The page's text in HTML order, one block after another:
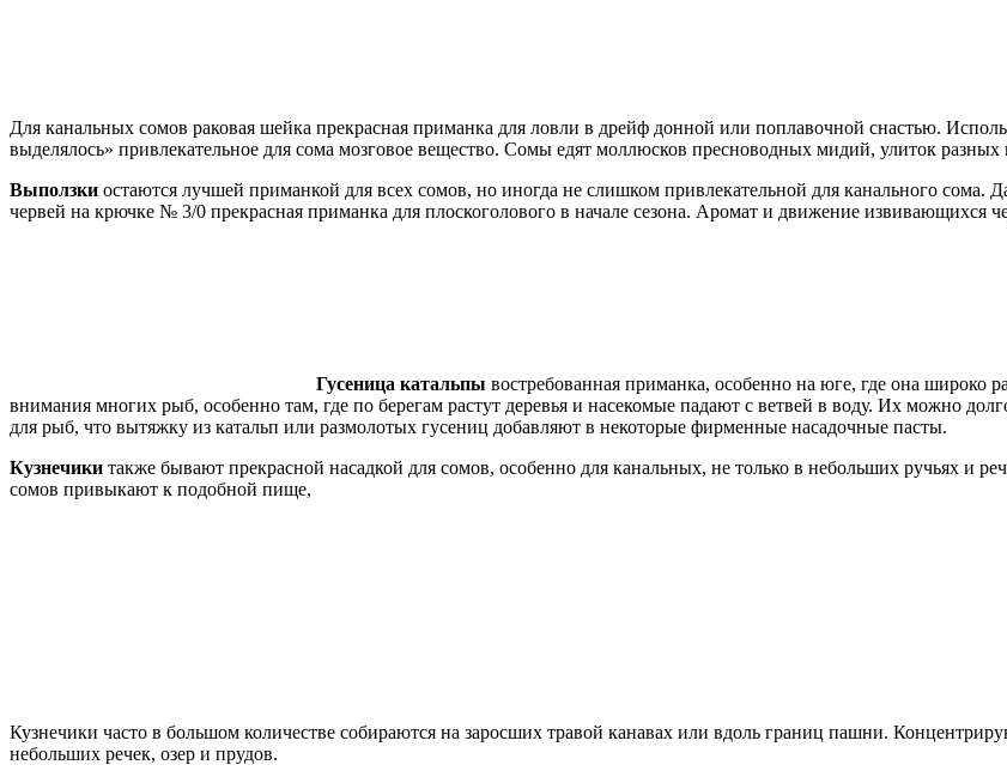
Для канальных сомов раковая шейка прекрасная приманка для ловли в дрейф донной или поплавочной снастью.
выделялось» привлекательное для сома мозговое вещество. Сомы едят моллюсков пресноводных мидий, улиток разных
Выползки остаются лучшей приманкой для всех сомов, но иногда не слишком привлекательной для канального сома.
червей на крючке № 3/0 прекрасная приманка для плоскоголового в начале сезона. Аромат и движение извивающихся
Гусеница катальпы востребованная приманка, особенно на юге, где она широко
внимания многих рыб, особенно там, где по берегам растут деревья и насекомые падают с ветвей в воду. Их можно
для рыб, что вытяжку из катальп или размолотых гусениц добавляют в некоторые фирменные насадочные пасты.
Кузнечики также бывают прекрасной насадкой для сомов, особенно для канальных, не только в небольших ручьях и
сомов привыкают к подобной пище,
Кузнечики часто в большом количестве собираются на заросших травой канавах или вдоль границ пашни.
небольших речек, озер и прудов.